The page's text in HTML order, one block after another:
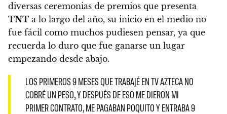
diversas ceremonias de premios que presenta
TNT a lo largo del año, su inicio en el medio no
fue fácil como muchos pudiesen pensar, ya que
recuerda lo duro que fue ganarse un lugar
empezando desde abajo.
LOS PRIMEROS 9 MESES QUE TRABAJÉ EN TV AZTECA NO
COBRÉ UN PESO, Y DESPUÉS DE ESO ME DIERON MI
PRIMER CONTRATO, ME PAGABAN POQUITO Y ENTRABA 9